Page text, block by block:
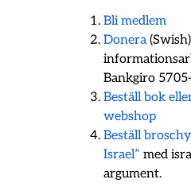
Bli medlem
Donera
Bankgiro
Beställ bok
webshop
Beställ
Israel” med
argument.